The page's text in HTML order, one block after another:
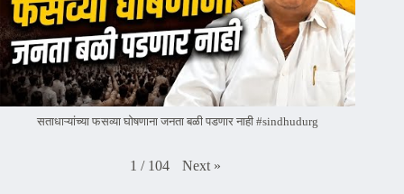
सताधाऱ्यांच्या फसव्या घोषणाना जनता बळी पडणार नाही #sindhudurg
1 / 104 Next »